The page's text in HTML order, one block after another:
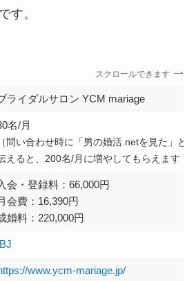
す。
スクロールできます
ライダルサロン YCM mariage
名/月
（問い合わせ時に「男の婚活.netを見た」と
えると、200名/月に増やしてもらえます！
会・登録料：66,000円
会費：16,390円
婚料：220,000円
www.ycm-mariage.jp/